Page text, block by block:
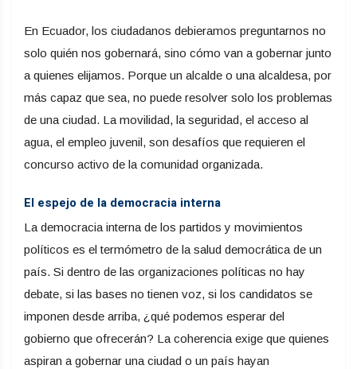
En Ecuador, los ciudadanos debieramos preguntarnos no
solo quién nos gobernará, sino cómo van a gobernar junto
a quienes elijamos. Porque un alcalde o una alcaldesa, por
más capaz que sea, no puede resolver solo los problemas
de una ciudad. La movilidad, la seguridad, el acceso al
agua, el empleo juvenil, son desafíos que requieren el
concurso activo de la comunidad organizada.
El espejo de la democracia interna
La democracia interna de los partidos y movimientos
políticos es el termómetro de la salud democrática de un
país. Si dentro de las organizaciones políticas no hay
debate, si las bases no tienen voz, si los candidatos se
imponen desde arriba, ¿qué podemos esperar del
gobierno que ofrecerán? La coherencia exige que quienes
aspiran a gobernar una ciudad o un país hayan